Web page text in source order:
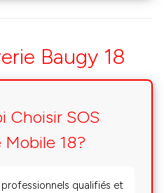
Baugy 18
Choisir SOS
Mobile 18?
qualifiés et